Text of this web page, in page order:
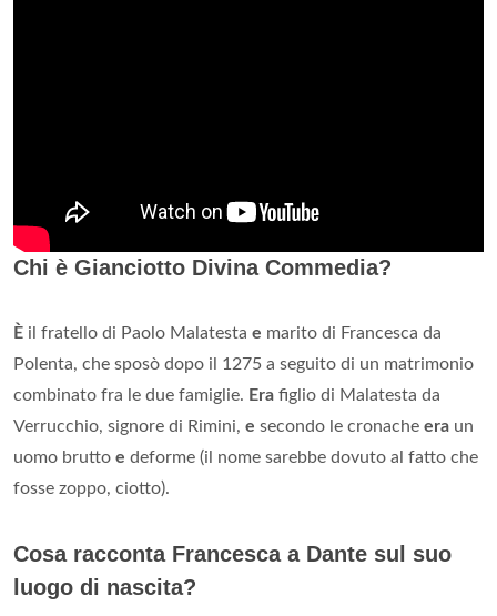
Chi è Gianciotto Divina Commedia?
È il fratello di Paolo Malatesta e marito di Francesca da
Polenta, che sposò dopo il 1275 a seguito di un matrimonio
combinato fra le due famiglie. Era figlio di Malatesta da
Verrucchio, signore di Rimini, e secondo le cronache era un
uomo brutto e deforme (il nome sarebbe dovuto al fatto che
fosse zoppo, ciotto).
Cosa racconta Francesca a Dante sul suo
luogo di nascita?